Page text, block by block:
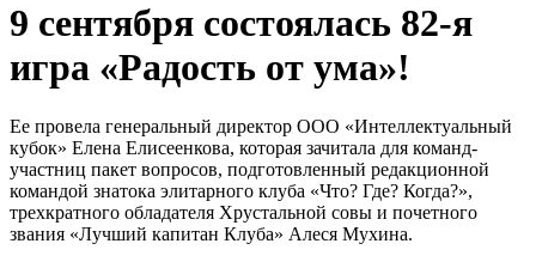
9 сентября состоялась 82-я
игра «Радость от ума»!
Ее провела генеральный директор ООО «Интеллектуальный
кубок» Елена Елисеенкова, которая зачитала для команд-
участниц пакет вопросов, подготовленный редакционной
командой знатока элитарного клуба «Что? Где? Когда?»,
трехкратного обладателя Хрустальной совы и почетного
звания «Лучший капитан Клуба» Алеся Мухина.